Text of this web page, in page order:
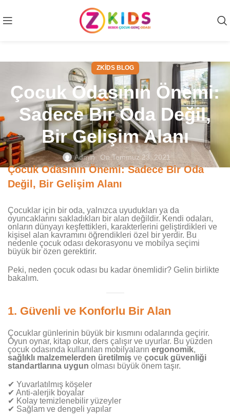
ZKIDS BLOG
Çocuk Odasının Önemi:
Sadece Bir Oda Değil,
Bir Gelişim Alanı
Admin On Temmuz 23, 2021
Çocuk Odasının Önemi: Sadece Bir Oda
Değil, Bir Gelişim Alanı
Çocuklar için bir oda, yalnızca uyudukları ya da
oyuncaklarını sakladıkları bir alan değildir. Kendi odaları,
onların dünyayı keşfettikleri, karakterlerini geliştirdikleri ve
kişisel alan kavramını öğrendikleri özel bir yerdir. Bu
nedenle çocuk odası dekorasyonu ve mobilya seçimi
büyük bir özen gerektirir.
Peki, neden çocuk odası bu kadar önemlidir? Gelin birlikte
bakalım.
1. Güvenli ve Konforlu Bir Alan
Çocuklar günlerinin büyük bir kısmını odalarında geçirir.
Oyun oynar, kitap okur, ders çalışır ve uyurlar. Bu yüzden
çocuk odasında kullanılan mobilyaların ergonomik,
sağlıklı malzemelerden üretilmiş ve çocuk güvenliği
standartlarına uygun olması büyük önem taşır.
✔ Yuvarlatılmış köşeler
✔ Anti-alerjik boyalar
✔ Kolay temizlenebilir yüzeyler
✔ Sağlam ve dengeli yapılar